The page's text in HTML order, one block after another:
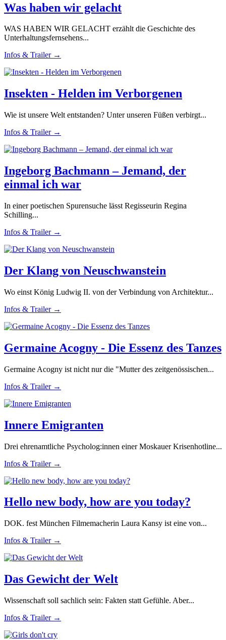
Was haben wir gelacht
WAS HABEN WIR GELACHT erzählt die Geschichte des
Unterhaltungsfernsehens...
Infos & Trailer →
Insekten - Helden im Verborgenen
Wie ist unsere Welt entstanden? Unter unseren Füßen verbirgt...
Infos & Trailer →
Ingeborg Bachmann – Jemand, der
einmal ich war
In einer poetischen Spurensuche lässt Regisseurin Regina
Schilling...
Infos & Trailer →
Der Klang von Neuschwanstein
Wo einst König Ludwig II. von der Verbindung von Architektur...
Infos & Trailer →
Germaine Acogny - Die Essenz des Tanzes
Germaine Acogny ist nicht nur die "Mutter des zeitgenössischen...
Infos & Trailer →
Innere Emigranten
Drei ehrenamtliche Psycholog:innen einer Moskauer Krisenhotline...
Infos & Trailer →
Hello new body, how are you today?
DOK. fest München Filmemacherin Laura Kansy ist eine von...
Infos & Trailer →
Das Gewicht der Welt
Wissenschaft soll sachlich sein: Fakten statt Gefühle. Aber...
Infos & Trailer →